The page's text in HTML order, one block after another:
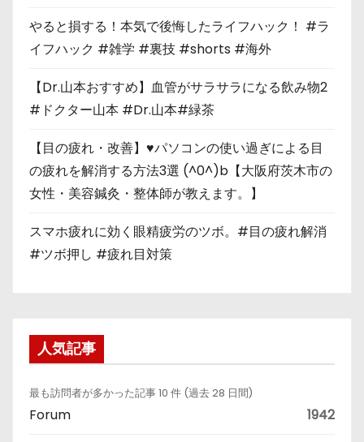
やると損する！本気で後悔したライフハック！ #ラ
イフハック #雑学 #裏技 #shorts #海外
【Dr.山本おすすめ】血管がサラサラになる飲み物2
#ドクター山本 #Dr.山本#緑茶
【目の疲れ・改善】♥パソコンの使い過ぎによる目
の疲れを解消する方法3選 (^0^)b【大阪府茨木市の
女性・美容鍼灸・整体師が教えます。】
スマホ疲れに効く眼精疲労のツボ。#目の疲れ解消
#ツボ押し #疲れ目対策
人気記事
最も訪問者が多かった記事 10 件 (過去 28 日間)
Forum 1942